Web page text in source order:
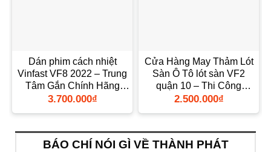
Dán phim cách nhiệt
Vinfast VF8 2022 – Trung
Tâm Gắn Chính Hãng
TPHCM
3.700.000₫
Cửa Hàng May Thảm Lót
Sàn Ô Tô lót sàn VF2
quận 10 – Thi Công
Chuyên Nghiệp
2.500.000₫
BÁO CHÍ NÓI GÌ VỀ THÀNH PHÁT